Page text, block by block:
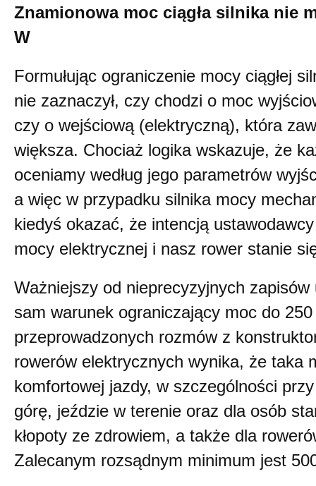
Znamionowa moc ciągła silnika nie
W
Formułując ograniczenie mocy ciągłej
nie zaznaczył, czy chodzi o moc
czy o wejściową (elektryczną), która
większa. Chociaż logika wskazuje, że
oceniamy według jego parametrów
a więc w przypadku silnika mocy
kiedyś okazać, że intencją
mocy elektrycznej i nasz rower stanie
Ważniejszy od nieprecyzyjnych
sam warunek ograniczający moc do
przeprowadzonych rozmów z
rowerów elektrycznych wynika, że taka
komfortowej jazdy, w szczególności
górę, jeździe w terenie oraz dla osób
kłopoty ze zdrowiem, a także dla
Zalecanym rozsądnym minimum jest